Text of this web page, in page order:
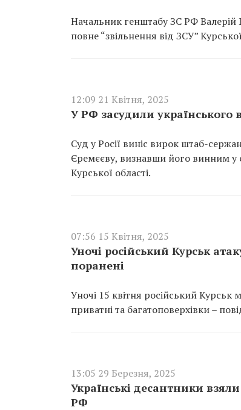
Начальник генштабу ЗС РФ Валерій
повне “звільнення від ЗСУ” Курської
12:09 21 Квітня, 2025
У РФ засудили українського
Суд у Росії виніс вирок штаб-
Єремєєву, визнавши його винним у
Курської області.
07:56 15 Квітня, 2025
Уночі російський Курськ
поранені
Уночі 15 квітня російський Курськ
приватні та багатоповерхівки –
13:05 29 Березня, 2025
Українські десантники
РФ